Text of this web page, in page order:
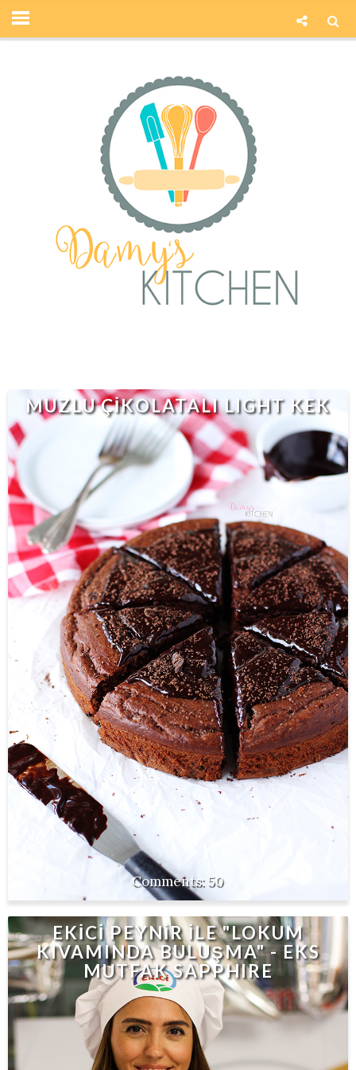
MUZLU ÇİKOLATALI LIGHT KEK
50
EKİCİ PEYNİR İLE "LOKUM
KIVAMINDA BULUŞMA" - EKS
MUTFAK SAPPHIRE